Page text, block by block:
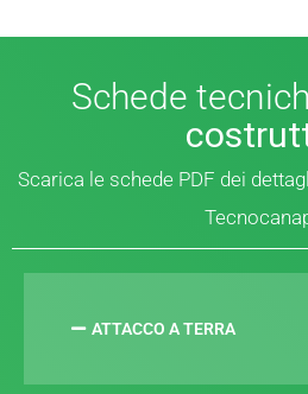
Schede
Scarica le schede PDF dei
ATTACCO A TERRA